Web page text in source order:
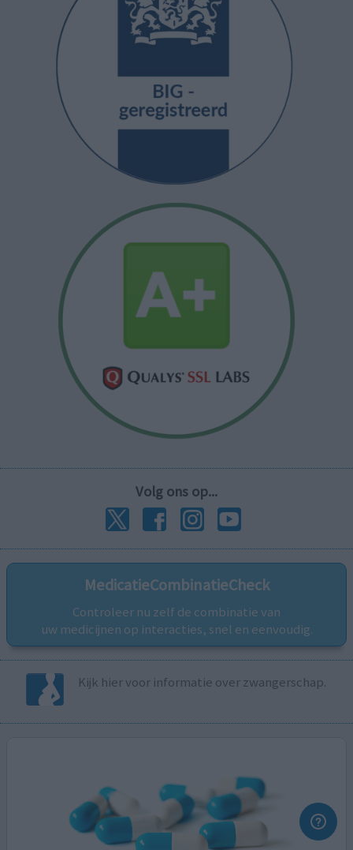
Volg ons op...
MedicatieCombinatieCheck
Controleer nu zelf de combinatie van
uw medicijnen op interacties, snel en eenvoudig.
Kijk hier voor informatie over zwangerschap.